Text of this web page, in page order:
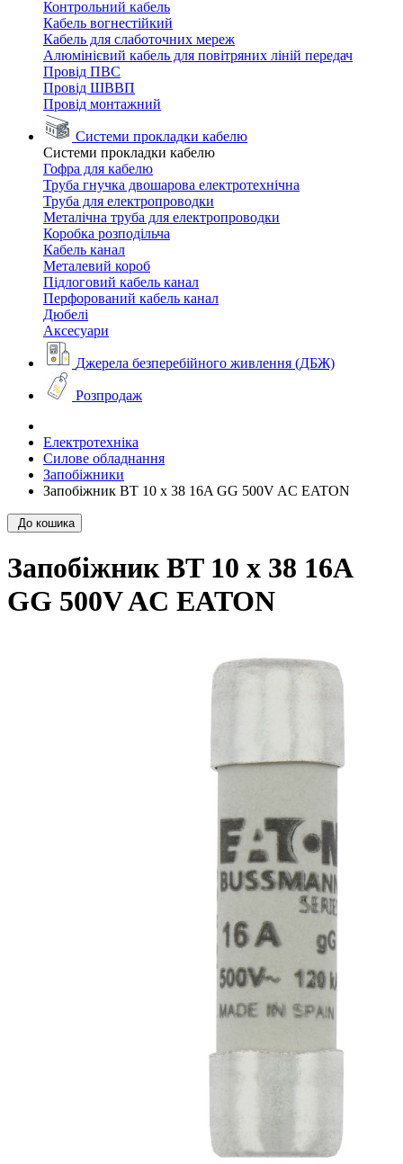
Контрольний кабель
Кабель вогнестійкий
Кабель для слаботочних мереж
Алюмінієвий кабель для повітряних ліній передач
Провід ПВС
Провід ШВВП
Провід монтажний
Системи прокладки кабелю
Системи прокладки кабелю
Гофра для кабелю
Труба гнучка двошарова електротехнічна
Труба для електропроводки
Металічна труба для електропроводки
Коробка розподільча
Кабель канал
Металевий короб
Підлоговий кабель канал
Перфорований кабель канал
Дюбелі
Аксесуари
Джерела безперебійного живлення (ДБЖ)
Розпродаж
Електротехніка
Силове обладнання
Запобіжники
Запобіжник BT 10 x 38 16A GG 500V AC EATON
До кошика
Запобіжник BT 10 x 38 16A
GG 500V AC EATON